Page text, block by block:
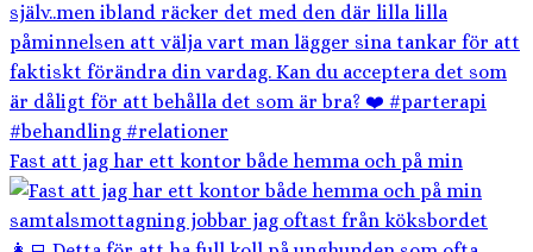
Fast att jag har ett kontor både hemma och på min